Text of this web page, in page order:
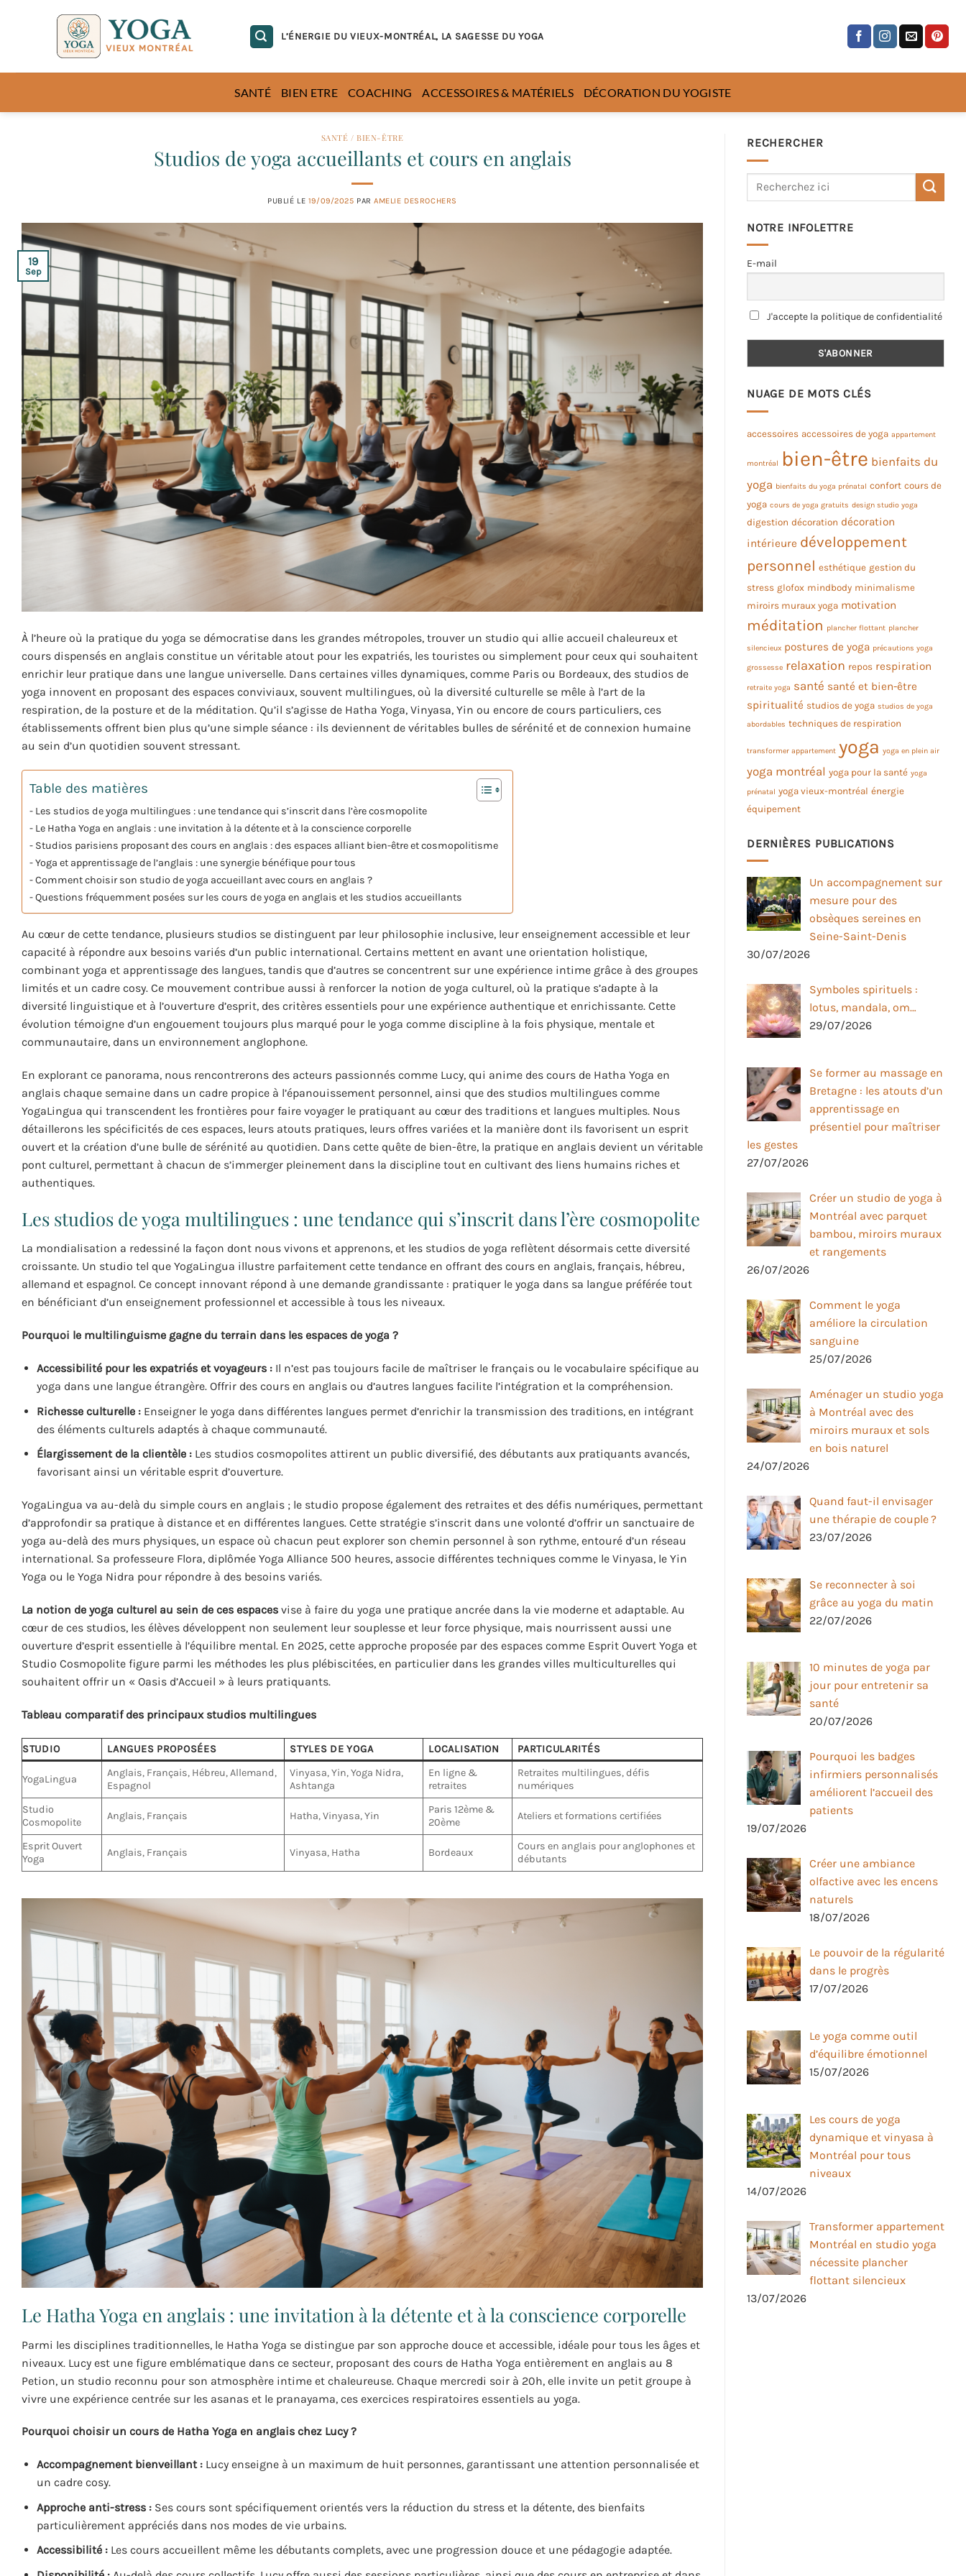
L’ÉNERGIE DU VIEUX-MONTRÉAL, LA SAGESSE DU YOGA
SANTÉ BIEN ETRE COACHING ACCESSOIRES & MATÉRIELS DÉCORATION DU YOGISTE
SANTÉ / BIEN-ÊTRE
Studios de yoga accueillants et cours en anglais
PUBLIÉ LE 19/09/2025 PARAMELIE DESROCHERS
19
Sep
À l’heure où la pratique du yoga se démocratise dans les grandes métropoles, trouver un studio qui allie accueil chaleureux et
cours dispensés en anglais constitue un véritable atout pour les expatriés, les touristes ou simplement pour ceux qui souhaitent
enrichir leur pratique dans une langue universelle. Dans certaines villes dynamiques, comme Paris ou Bordeaux, des studios de
yoga innovent en proposant des espaces conviviaux, souvent multilingues, où la diversité culturelle se mêle à l’art de la
respiration, de la posture et de la méditation. Qu’il s’agisse de Hatha Yoga, Vinyasa, Yin ou encore de cours particuliers, ces
établissements offrent bien plus qu’une simple séance : ils deviennent de véritables bulles de sérénité et de connexion humaine
au sein d’un quotidien souvent stressant.
Table des matières
Les studios de yoga multilingues : une tendance qui s’inscrit dans l’ère cosmopolite
Le Hatha Yoga en anglais : une invitation à la détente et à la conscience corporelle
Studios parisiens proposant des cours en anglais : des espaces alliant bien-être et cosmopolitisme
Yoga et apprentissage de l’anglais : une synergie bénéfique pour tous
Comment choisir son studio de yoga accueillant avec cours en anglais ?
Questions fréquemment posées sur les cours de yoga en anglais et les studios accueillants
Au cœur de cette tendance, plusieurs studios se distinguent par leur philosophie inclusive, leur enseignement accessible et leur
capacité à répondre aux besoins variés d’un public international. Certains mettent en avant une orientation holistique,
combinant yoga et apprentissage des langues, tandis que d’autres se concentrent sur une expérience intime grâce à des groupes
limités et un cadre cosy. Ce mouvement contribue aussi à renforcer la notion de yoga culturel, où la pratique s’adapte à la
diversité linguistique et à l’ouverture d’esprit, des critères essentiels pour une expérience authentique et enrichissante. Cette
évolution témoigne d’un engouement toujours plus marqué pour le yoga comme discipline à la fois physique, mentale et
communautaire, dans un environnement anglophone.
En explorant ce panorama, nous rencontrerons des acteurs passionnés comme Lucy, qui anime des cours de Hatha Yoga en
anglais chaque semaine dans un cadre propice à l’épanouissement personnel, ainsi que des studios multilingues comme
YogaLingua qui transcendent les frontières pour faire voyager le pratiquant au cœur des traditions et langues multiples. Nous
détaillerons les spécificités de ces espaces, leurs atouts pratiques, leurs offres variées et la manière dont ils favorisent un esprit
ouvert et la création d’une bulle de sérénité au quotidien. Dans cette quête de bien-être, la pratique en anglais devient un véritable
pont culturel, permettant à chacun de s’immerger pleinement dans la discipline tout en cultivant des liens humains riches et
authentiques.
Les studios de yoga multilingues : une tendance qui s’inscrit dans l’ère cosmopolite
La mondialisation a redessiné la façon dont nous vivons et apprenons, et les studios de yoga reflètent désormais cette diversité
croissante. Un studio tel que YogaLingua illustre parfaitement cette tendance en offrant des cours en anglais, français, hébreu,
allemand et espagnol. Ce concept innovant répond à une demande grandissante : pratiquer le yoga dans sa langue préférée tout
en bénéficiant d’un enseignement professionnel et accessible à tous les niveaux.
Pourquoi le multilinguisme gagne du terrain dans les espaces de yoga ?
Accessibilité pour les expatriés et voyageurs :Il n’est pas toujours facile de maîtriser le français ou le vocabulaire spécifique au
yoga dans une langue étrangère. Offrir des cours en anglais ou d’autres langues facilite l’intégration et la compréhension.
Richesse culturelle :Enseigner le yoga dans différentes langues permet d’enrichir la transmission des traditions, en intégrant
des éléments culturels adaptés à chaque communauté.
Élargissement de la clientèle :Les studios cosmopolites attirent un public diversifié, des débutants aux pratiquants avancés,
favorisant ainsi un véritable esprit d’ouverture.
YogaLingua va au-delà du simple cours en anglais ; le studio propose également des retraites et des défis numériques, permettant
d’approfondir sa pratique à distance et en différentes langues. Cette stratégie s’inscrit dans une volonté d’offrir un sanctuaire de
yoga au-delà des murs physiques, un espace où chacun peut explorer son chemin personnel à son rythme, entouré d’un réseau
international. Sa professeure Flora, diplômée Yoga Alliance 500 heures, associe différentes techniques comme le Vinyasa, le Yin
Yoga ou le Yoga Nidra pour répondre à des besoins variés.
La notion de yoga culturel au sein de ces espaces vise à faire du yoga une pratique ancrée dans la vie moderne et adaptable. Au
cœur de ces studios, les élèves développent non seulement leur souplesse et leur force physique, mais nourrissent aussi une
ouverture d’esprit essentielle à l’équilibre mental. En 2025, cette approche proposée par des espaces comme Esprit Ouvert Yoga et
Studio Cosmopolite figure parmi les méthodes les plus plébiscitées, en particulier dans les grandes villes multiculturelles qui
souhaitent offrir un « Oasis d’Accueil » à leurs pratiquants.
Tableau comparatif des principaux studios multilingues
STUDIO LANGUES PROPOSÉES STYLES DE YOGA LOCALISATION PARTICULARITÉS
YogaLingua
Anglais, Français, Hébreu, Allemand,
Espagnol
Vinyasa, Yin, Yoga Nidra,
Ashtanga
En ligne &
retraites
Retraites multilingues, défis
numériques
Studio
Cosmopolite
Anglais, Français Hatha, Vinyasa, Yin
Paris 12ème &
20ème
Ateliers et formations certifiées
Esprit Ouvert
Yoga
Anglais, Français Vinyasa, Hatha Bordeaux
Cours en anglais pour anglophones et
débutants
Le Hatha Yoga en anglais : une invitation à la détente et à la conscience corporelle
Parmi les disciplines traditionnelles, le Hatha Yoga se distingue par son approche douce et accessible, idéale pour tous les âges et
niveaux. Lucy est une figure emblématique dans ce secteur, proposant des cours de Hatha Yoga entièrement en anglais au 8
Petion, un studio reconnu pour son atmosphère intime et chaleureuse. Chaque mercredi soir à 20h, elle invite un petit groupe à
vivre une expérience centrée sur les asanas et le pranayama, ces exercices respiratoires essentiels au yoga.
Pourquoi choisir un cours de Hatha Yoga en anglais chez Lucy ?
Accompagnement bienveillant :Lucy enseigne à un maximum de huit personnes, garantissant une attention personnalisée et
un cadre cosy.
Approche anti-stress :Ses cours sont spécifiquement orientés vers la réduction du stress et la détente, des bienfaits
particulièrement appréciés dans nos modes de vie urbains.
Accessibilité :Les cours accueillent même les débutants complets, avec une progression douce et une pédagogie adaptée.
RECHERCHER
NOTRE INFOLETTRE
E-mail
J'accepte la politique de confidentialité
NUAGE DE MOTS CLÉS
accessoires accessoires de yoga appartement
montréal bien-être bienfaits du
yoga bienfaits du yoga prénatal confort cours de
yoga cours de yoga gratuits design studio yoga
digestion décoration décoration
intérieure développement
personnel esthétique gestion du
stress glofox mindbody minimalisme
miroirs muraux yoga motivation
méditation plancher flottant plancher
silencieux postures de yoga précautions yoga
grossesse relaxation repos respiration
retraite yoga santé santé et bien-être
spiritualité studios de yoga studios de yoga
abordables techniques de respiration
transformer appartement yoga yoga en plein air
yoga montréal yoga pour la santé yoga
prénatal yoga vieux-montréal énergie
équipement
DERNIÈRES PUBLICATIONS
Un accompagnement sur
mesure pour des
obsèques sereines en
Seine-Saint-Denis
30/07/2026
Symboles spirituels :
lotus, mandala, om…
29/07/2026
Se former au massage en
Bretagne : les atouts d’un
apprentissage en
présentiel pour maîtriser
les gestes
27/07/2026
Créer un studio de yoga à
Montréal avec parquet
bambou, miroirs muraux
et rangements
26/07/2026
Comment le yoga
améliore la circulation
sanguine
25/07/2026
Aménager un studio yoga
à Montréal avec des
miroirs muraux et sols
en bois naturel
24/07/2026
Quand faut-il envisager
une thérapie de couple ?
23/07/2026
Se reconnecter à soi
grâce au yoga du matin
22/07/2026
10 minutes de yoga par
jour pour entretenir sa
santé
20/07/2026
Pourquoi les badges
infirmiers personnalisés
améliorent l’accueil des
patients
19/07/2026
Créer une ambiance
olfactive avec les encens
naturels
18/07/2026
Le pouvoir de la régularité
dans le progrès
17/07/2026
Le yoga comme outil
d’équilibre émotionnel
15/07/2026
Les cours de yoga
dynamique et vinyasa à
Montréal pour tous
niveaux
14/07/2026
Transformer appartement
Montréal en studio yoga
nécessite plancher
flottant silencieux
13/07/2026